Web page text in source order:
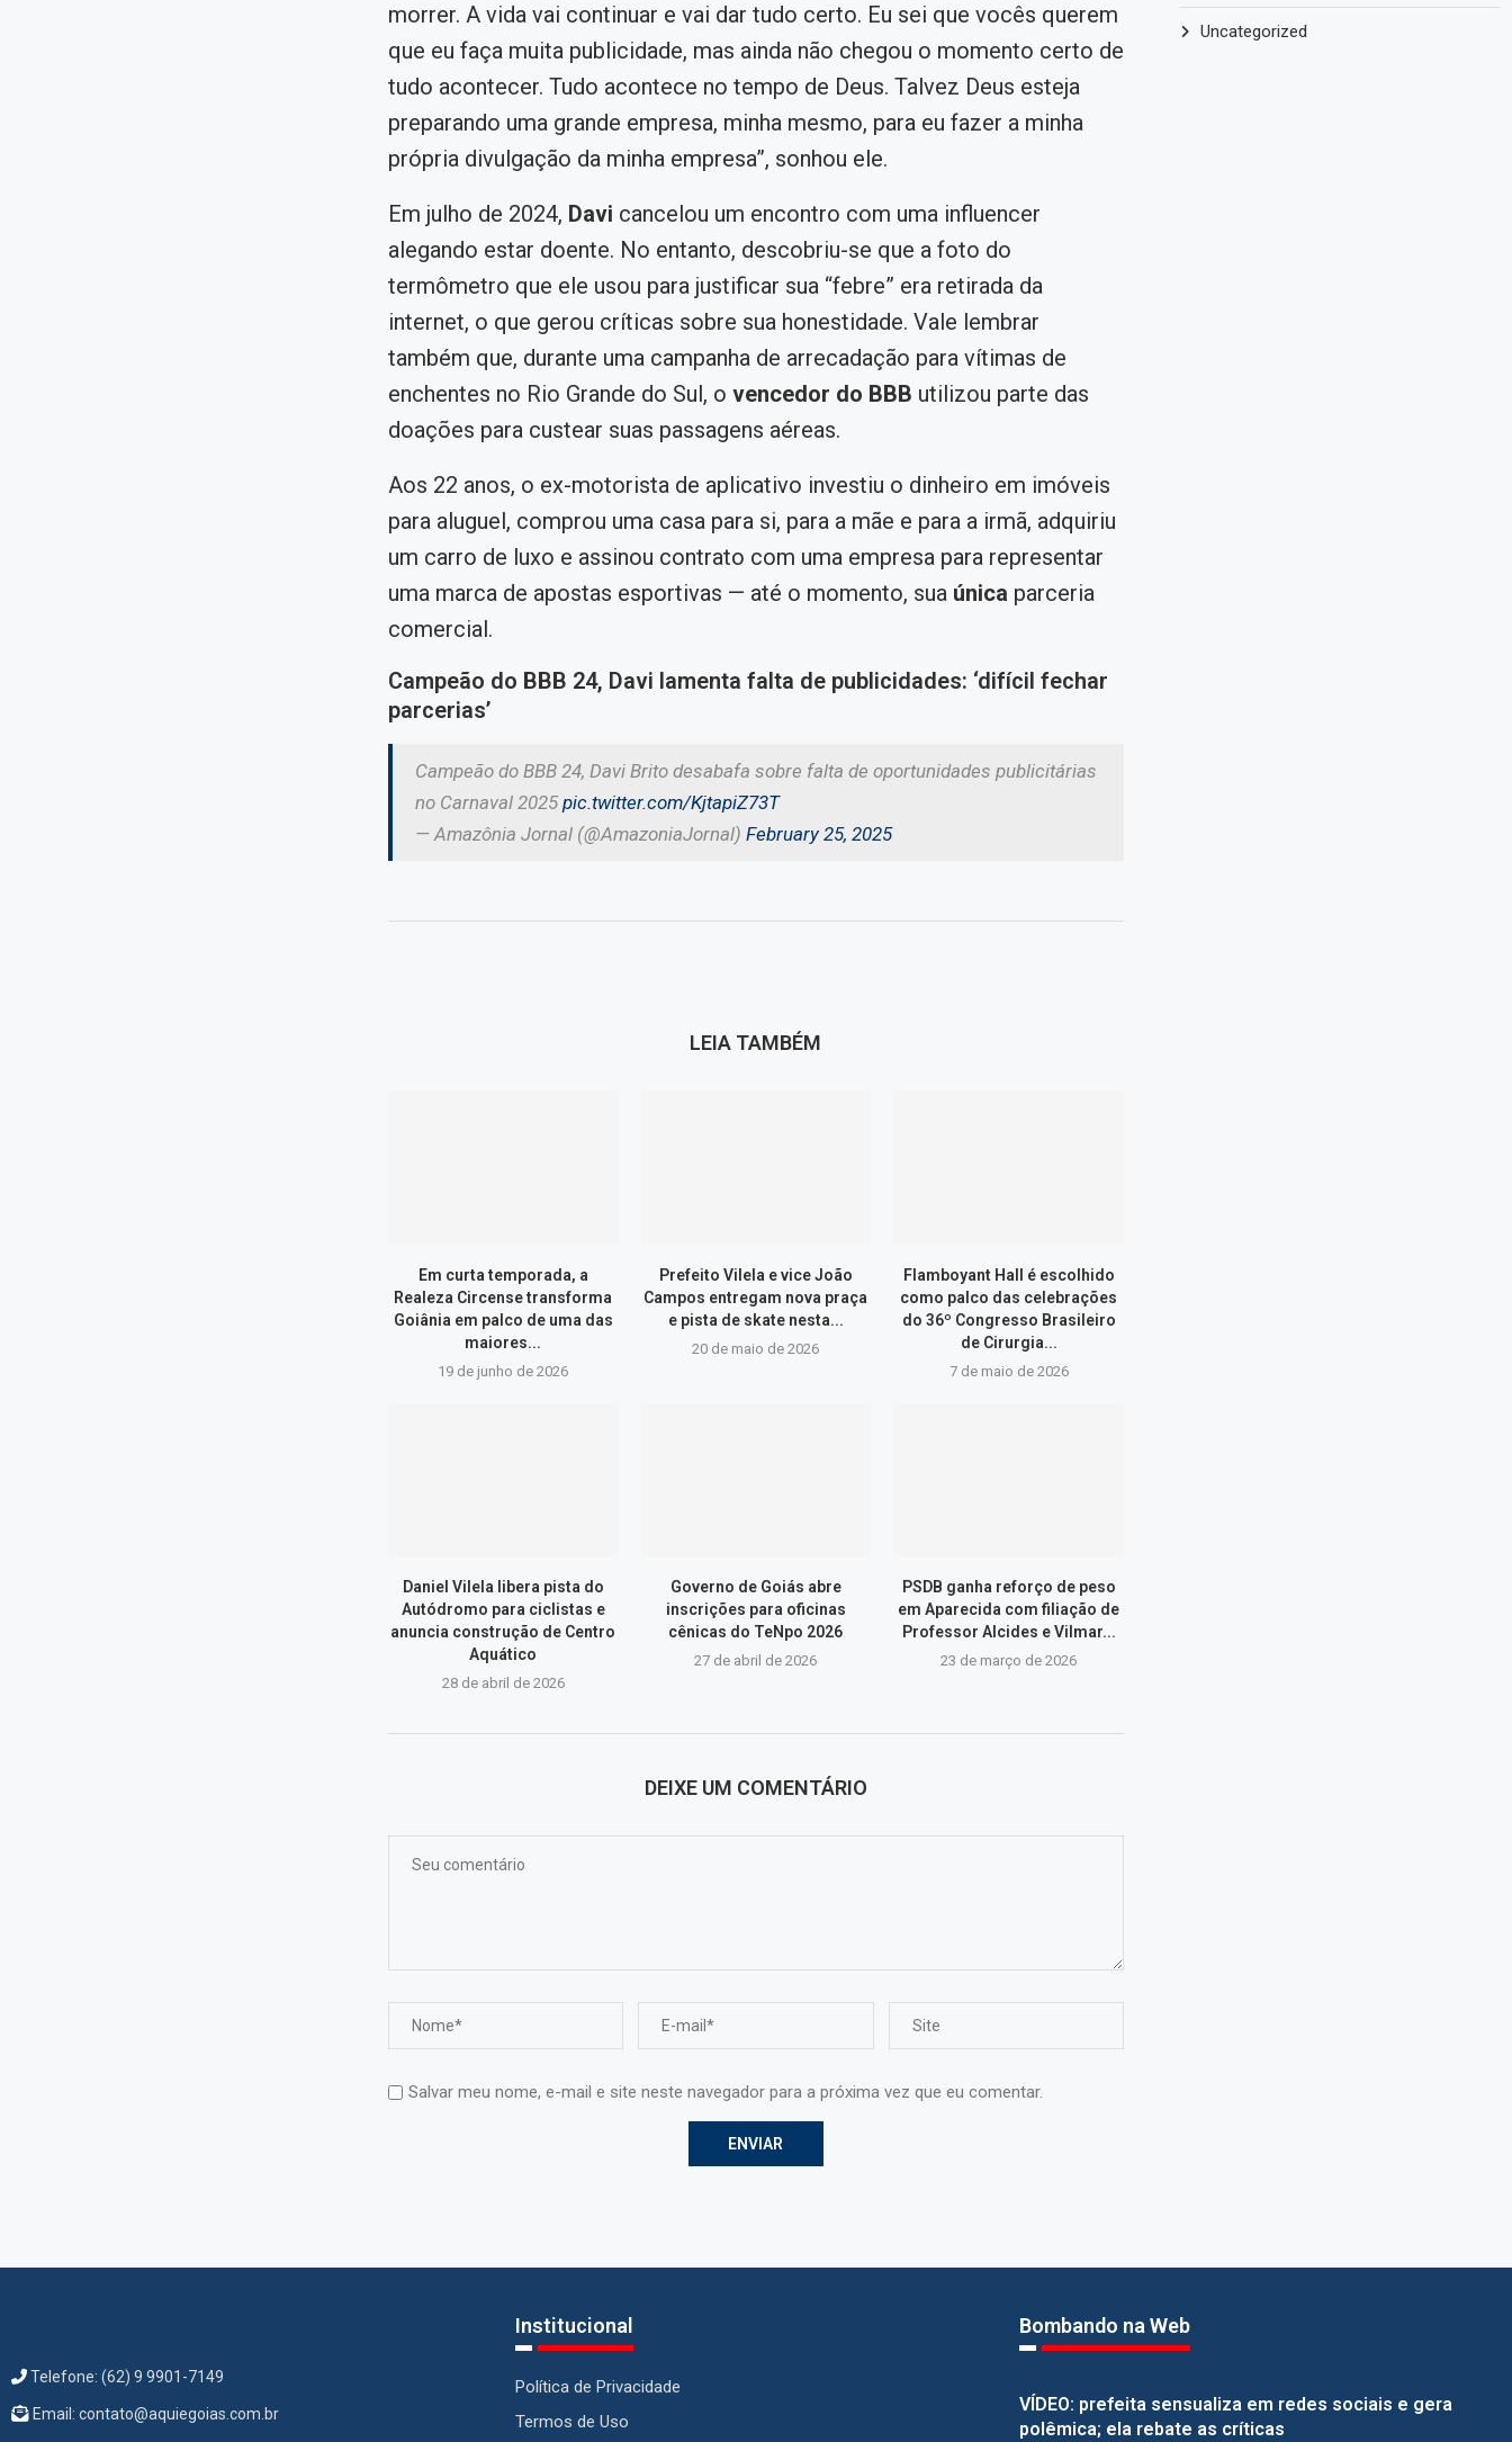
morrer. A vida vai continuar e vai dar tudo certo. Eu sei que vocês querem
que eu faça muita publicidade, mas ainda não chegou o momento certo de
tudo acontecer. Tudo acontece no tempo de Deus. Talvez Deus esteja
preparando uma grande empresa, minha mesmo, para eu fazer a minha
própria divulgação da minha empresa”, sonhou ele.
Em julho de 2024, Davi cancelou um encontro com uma influencer
alegando estar doente. No entanto, descobriu-se que a foto do
termômetro que ele usou para justificar sua “febre” era retirada da
internet, o que gerou críticas sobre sua honestidade. Vale lembrar
também que, durante uma campanha de arrecadação para vítimas de
enchentes no Rio Grande do Sul, o vencedor do BBB utilizou parte das
doações para custear suas passagens aéreas.
Aos 22 anos, o ex-motorista de aplicativo investiu o dinheiro em imóveis
para aluguel, comprou uma casa para si, para a mãe e para a irmã, adquiriu
um carro de luxo e assinou contrato com uma empresa para representar
uma marca de apostas esportivas — até o momento, sua única parceria
comercial.
Campeão do BBB 24, Davi lamenta falta de publicidades: ‘difícil fechar
parcerias’
Campeão do BBB 24, Davi Brito desabafa sobre falta de oportunidades publicitárias
no Carnaval 2025pic.twitter.com/KjtapiZ73T
— Amazônia Jornal (@AmazoniaJornal) February 25, 2025
LEIA TAMBÉM
Em curta temporada, a
Realeza Circense transforma
Goiânia em palco de uma das
maiores...
19 de junho de 2026
Prefeito Vilela e vice João
Campos entregam nova praça
e pista de skate nesta...
20 de maio de 2026
Flamboyant Hall é escolhido
como palco das celebrações
do 36º Congresso Brasileiro
de Cirurgia...
7 de maio de 2026
Daniel Vilela libera pista do
Autódromo para ciclistas e
anuncia construção de Centro
Aquático
28 de abril de 2026
Governo de Goiás abre
inscrições para oficinas
cênicas do TeNpo 2026
27 de abril de 2026
PSDB ganha reforço de peso
em Aparecida com filiação de
Professor Alcides e Vilmar...
23 de março de 2026
DEIXE UM COMENTÁRIO
Salvar meu nome, e-mail e site neste navegador para a próxima vez que eu comentar.
Uncategorized
Telefone: (62) 9 9901-7149
Email: contato@aquiegoias.com.br
Institucional
Política de Privacidade
Termos de Uso
Bombando na Web
VÍDEO: prefeita sensualiza em redes sociais e gera
polêmica; ela rebate as críticas